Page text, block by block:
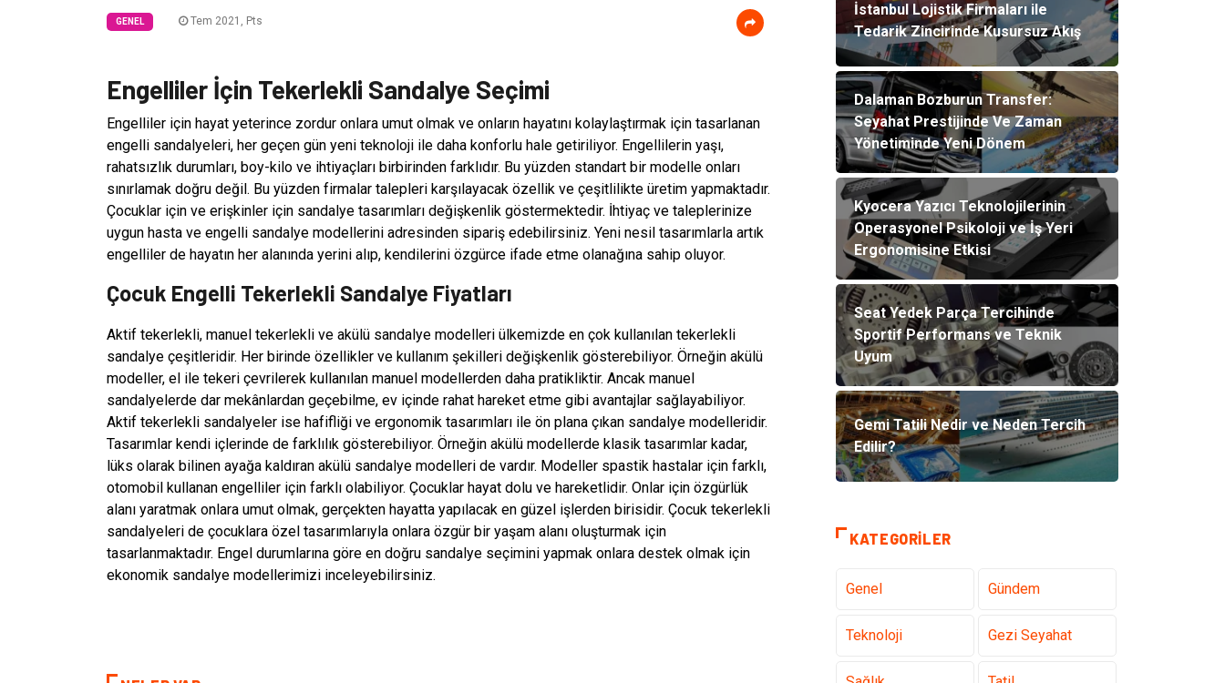
GENEL Tem 2021, Pts
Engelliler İçin Tekerlekli Sandalye Seçimi
Engelliler için hayat yeterince zordur onlara umut olmak ve onların hayatını kolaylaştırmak için tasarlanan
engelli sandalyeleri, her geçen gün yeni teknoloji ile daha konforlu hale getiriliyor. Engellilerin yaşı,
rahatsızlık durumları, boy-kilo ve ihtiyaçları birbirinden farklıdır. Bu yüzden standart bir modelle onları
sınırlamak doğru değil. Bu yüzden firmalar talepleri karşılayacak özellik ve çeşitlilikte üretim yapmaktadır.
Çocuklar için ve erişkinler için sandalye tasarımları değişkenlik göstermektedir. İhtiyaç ve taleplerinize
uygun hasta ve engelli sandalye modellerini adresinden sipariş edebilirsiniz. Yeni nesil tasarımlarla artık
engelliler de hayatın her alanında yerini alıp, kendilerini özgürce ifade etme olanağına sahip oluyor.
Çocuk Engelli Tekerlekli Sandalye Fiyatları
Aktif tekerlekli, manuel tekerlekli ve akülü sandalye modelleri ülkemizde en çok kullanılan tekerlekli
sandalye çeşitleridir. Her birinde özellikler ve kullanım şekilleri değişkenlik gösterebiliyor. Örneğin akülü
modeller, el ile tekeri çevrilerek kullanılan manuel modellerden daha pratikliktir. Ancak manuel
sandalyelerde dar mekânlardan geçebilme, ev içinde rahat hareket etme gibi avantajlar sağlayabiliyor.
Aktif tekerlekli sandalyeler ise hafifliği ve ergonomik tasarımları ile ön plana çıkan sandalye modelleridir.
Tasarımlar kendi içlerinde de farklılık gösterebiliyor. Örneğin akülü modellerde klasik tasarımlar kadar,
lüks olarak bilinen ayağa kaldıran akülü sandalye modelleri de vardır. Modeller spastik hastalar için farklı,
otomobil kullanan engelliler için farklı olabiliyor. Çocuklar hayat dolu ve hareketlidir. Onlar için özgürlük
alanı yaratmak onlara umut olmak, gerçekten hayatta yapılacak en güzel işlerden birisidir. Çocuk tekerlekli
sandalyeleri de çocuklara özel tasarımlarıyla onlara özgür bir yaşam alanı oluşturmak için
tasarlanmaktadır. Engel durumlarına göre en doğru sandalye seçimini yapmak onlara destek olmak için
ekonomik sandalye modellerimizi inceleyebilirsiniz.
İstanbul Lojistik Firmaları ile
Tedarik Zincirinde Kusursuz Akış
Dalaman Bozburun Transfer:
Seyahat Prestijinde Ve Zaman
Yönetiminde Yeni Dönem
Kyocera Yazıcı Teknolojilerinin
Operasyonel Psikoloji ve İş Yeri
Ergonomisine Etkisi
Seat Yedek Parça Tercihinde
Sportif Performans ve Teknik
Uyum
Gemi Tatili Nedir ve Neden Tercih
Edilir?
KATEGORILER
Genel Gündem
Teknoloji Gezi Seyahat